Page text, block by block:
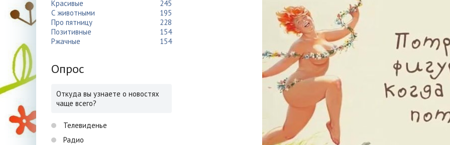
Красивые
245
С животными
195
Про пятницу
228
Позитивные
154
Ржачные
154
Опрос
Откуда вы узнаете о новостях
чаще всего?
Телевиденье
Радио